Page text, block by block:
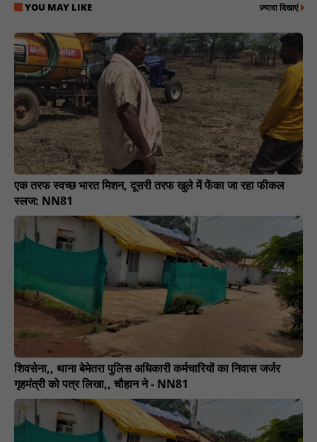
YOU MAY LIKE ज़्यादा दिखाएं
एक तरफ स्वच्छ भारत मिशन, दूसरी तरफ खुले में फेंका जा रहा फीकल
स्लज: NN81
शिवसेना,, थाना बेमेतरा पुलिस अधिकारी कर्मचारियों का निवास जर्जर
गृहमंत्री को पत्र लिखा,, चौहान ने - NN81